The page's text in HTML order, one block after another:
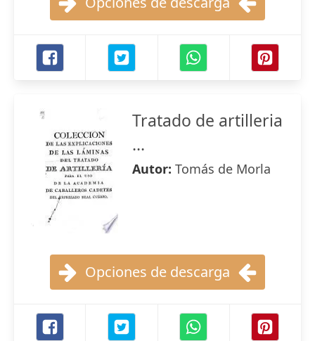
Tratado de artilleria
...
Autor: Tomás de Morla
Opciones de descarga